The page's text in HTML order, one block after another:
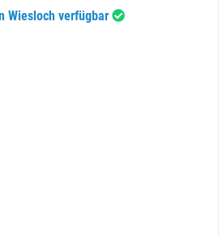
Wiesloch verfügbar